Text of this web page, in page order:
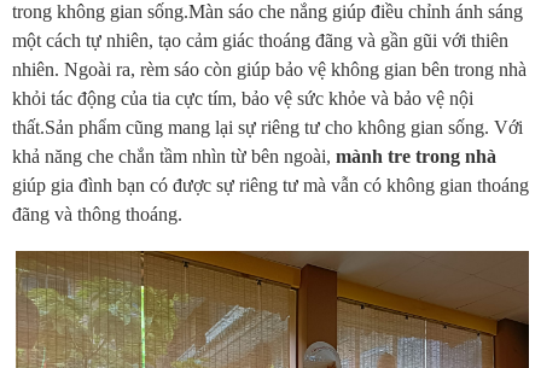
trong không gian sống.Màn sáo che nắng giúp điều chỉnh ánh sáng
một cách tự nhiên, tạo cảm giác thoáng đãng và gần gũi với thiên
nhiên. Ngoài ra, rèm sáo còn giúp bảo vệ không gian bên trong nhà
khỏi tác động của tia cực tím, bảo vệ sức khỏe và bảo vệ nội
thất.Sản phẩm cũng mang lại sự riêng tư cho không gian sống. Với
khả năng che chắn tầm nhìn từ bên ngoài, mành tre trong nhà
giúp gia đình bạn có được sự riêng tư mà vẫn có không gian thoáng
đãng và thông thoáng.